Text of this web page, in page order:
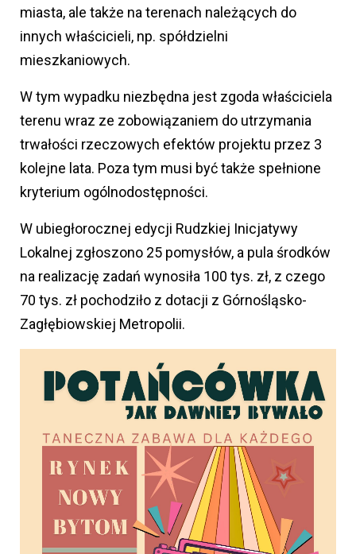
miasta, ale także na terenach należących do
innych właścicieli, np. spółdzielni
mieszkaniowych.
W tym wypadku niezbędna jest zgoda właściciela
terenu wraz ze zobowiązaniem do utrzymania
trwałości rzeczowych efektów projektu przez 3
kolejne lata. Poza tym musi być także spełnione
kryterium ogólnodostępności.
W ubiegłorocznej edycji Rudzkiej Inicjatywy
Lokalnej zgłoszono 25 pomysłów, a pula środków
na realizację zadań wynosiła 100 tys. zł, z czego
70 tys. zł pochodziło z dotacji z Górnośląsko-
Zagłębiowskiej Metropolii.